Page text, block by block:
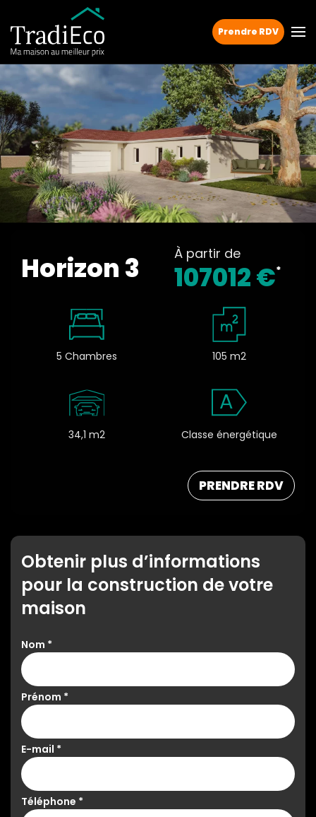
Prendre RDV
Horizon 3 À partir de
107012 €*
5 Chambres 105 m2
34,1 m2
A
Classe énergétique
PRENDRE RDV
Obtenir plus d’informations
pour la construction de votre
maison
Nom *
Prénom *
E-mail *
Téléphone *